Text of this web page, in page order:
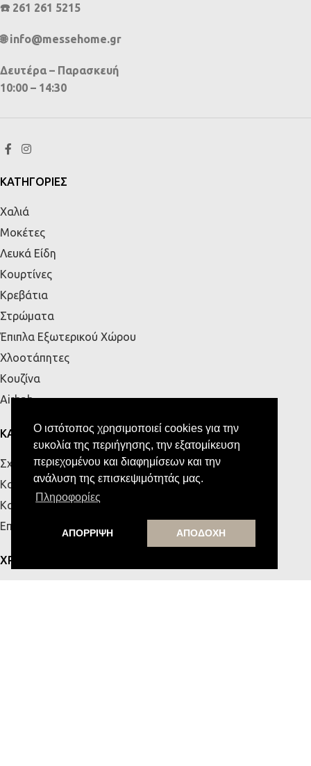
Ο ιστότοπος χρησιμοποιεί cookies για την
ευκολία της περιήγησης, την εξατομίκευση
περιεχομένου και διαφημίσεων και την
ανάλυση της επισκεψιμότητάς μας.
Πληροφορίες
ΑΠΟΡΡΙΨΗ ΑΠΟΔΟΧΗ
☎️ 261 261 5215
🌐 info@messehome.gr
Δευτέρα – Παρασκευή
10:00 – 14:30
ΚΑΤΗΓΟΡΙΕΣ
Χαλιά
Μοκέτες
Λευκά Είδη
Κουρτίνες
Κρεβάτια
Στρώματα
Έπιπλα Εξωτερικού Χώρου
Χλοοτάπητες
Κουζίνα
Airbnb
ΚΑΤΑΣΤΗΜΑΤΑ
Σχετικά με εμάς
Κατάστημα Πάτρας
Κατάστημα Κρήτης
Επικοινωνία
ΧΡΗΣΙΜΑ